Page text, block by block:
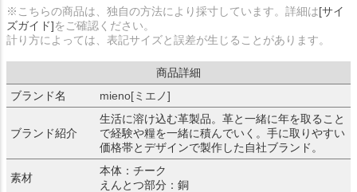
※こちらの商品は、独自の方法により採寸しています。詳細は[サイ
ズガイド]をご確認ください。
計り方によっては、表記サイズと誤差が生じることがあります。
商品詳細
ブランド名
mieno[ミエノ]
ブランド紹介
生活に溶け込む革製品。革と一緒に年を取ること
で経験や糧を一緒に積んでいく。手に取りやすい
価格帯とデザインで製作した自社ブランド。
素材
本体：チーク
えんとつ部分：銅